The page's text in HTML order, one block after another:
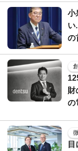
小
い
の
財
の